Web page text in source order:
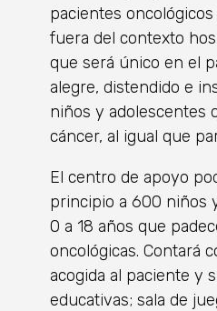
pacientes
fuera del contexto
que será único en el
alegre, distendido e
niños y adolescentes
cáncer, al igual que
El centro de apoyo
principio a 600 niños
0 a 18 años que
oncológicas. Contará
acogida al paciente y
educativas; sala de